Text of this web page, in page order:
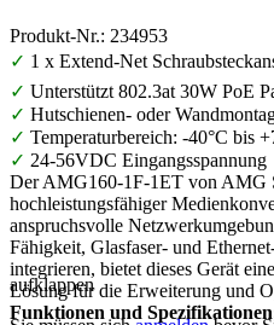
Produkt-Nr.: 234953
✓ 1 x Extend-Net
✓ Unterstützt 802.3at 30W PoE
✓ Hutschienen- oder
✓ Temperaturbereich: -40°C bis
✓ 24-56VDC Eingangsspannung
Der AMG160-1F-1ET von AMG
hochleistungsfähiger
anspruchsvolle
Fähigkeit, Glasfaser- und
integrieren, bietet dieses Gerät
Lösung für die Erweiterung und
Funktionen und
aufklappen